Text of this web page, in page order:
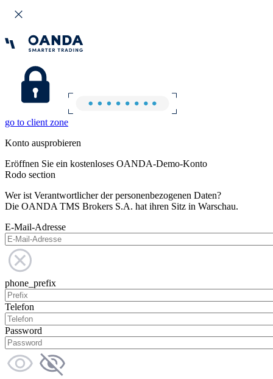
go to client zone
Konto ausprobieren
Eröffnen Sie ein kostenloses OANDA-Demo-Konto
Rodo section
Wer ist Verantwortlicher der personenbezogenen Daten?
Die OANDA TMS Brokers S.A. hat ihren Sitz in Warschau.
E-Mail-Adresse
phone_prefix
Telefon
Password